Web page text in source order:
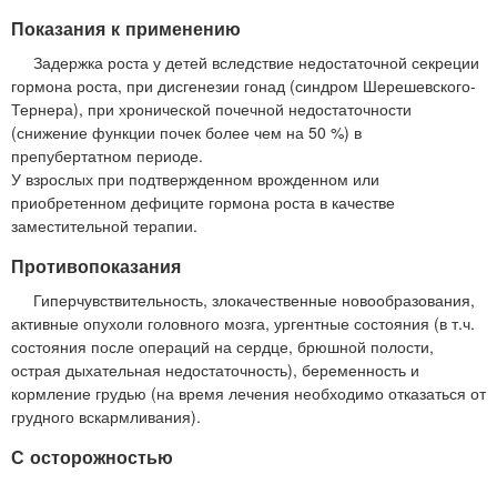
Показания к применению
Задержка роста у детей вследствие недостаточной секреции
гормона роста, при дисгенезии гонад (синдром Шерешевского-
Тернера), при хронической почечной недостаточности
(снижение функции почек более чем на 50 %) в
препубертатном периоде.
У взрослых при подтвержденном врожденном или
приобретенном дефиците гормона роста в качестве
заместительной терапии.
Противопоказания
Гиперчувствительность, злокачественные новообразования,
активные опухоли головного мозга, ургентные состояния (в т.ч.
состояния после операций на сердце, брюшной полости,
острая дыхательная недостаточность), беременность и
кормление грудью (на время лечения необходимо отказаться от
грудного вскармливания).
С осторожностью